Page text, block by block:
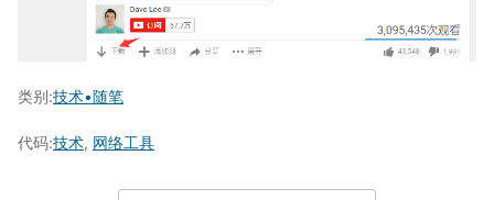
类别:技术•随笔
代码:技术, 网络工具